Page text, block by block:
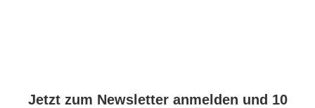
Jetzt zum Newsletter anmelden und 10